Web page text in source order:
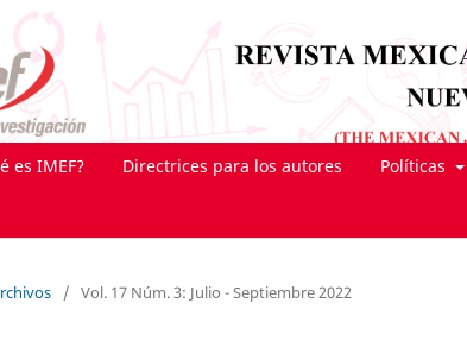
es IMEF? Directrices para los autores Políticas
/ Vol. 17 Núm. 3: Julio - Septiembre 2022